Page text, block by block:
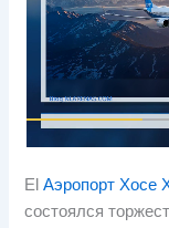
El Аэропорт Хосе
состоялся